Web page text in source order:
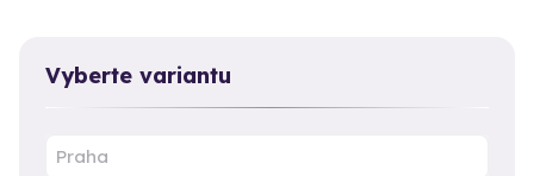
Vyberte variantu